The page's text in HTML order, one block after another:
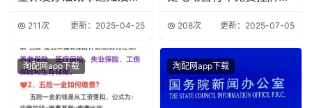
211次 更新：2025-04-25 208次 更新：2025-07-05
淘配网app下载 淘配网app下载